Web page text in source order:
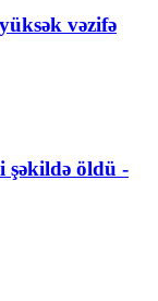
vəzifə
şəkildə öldü -